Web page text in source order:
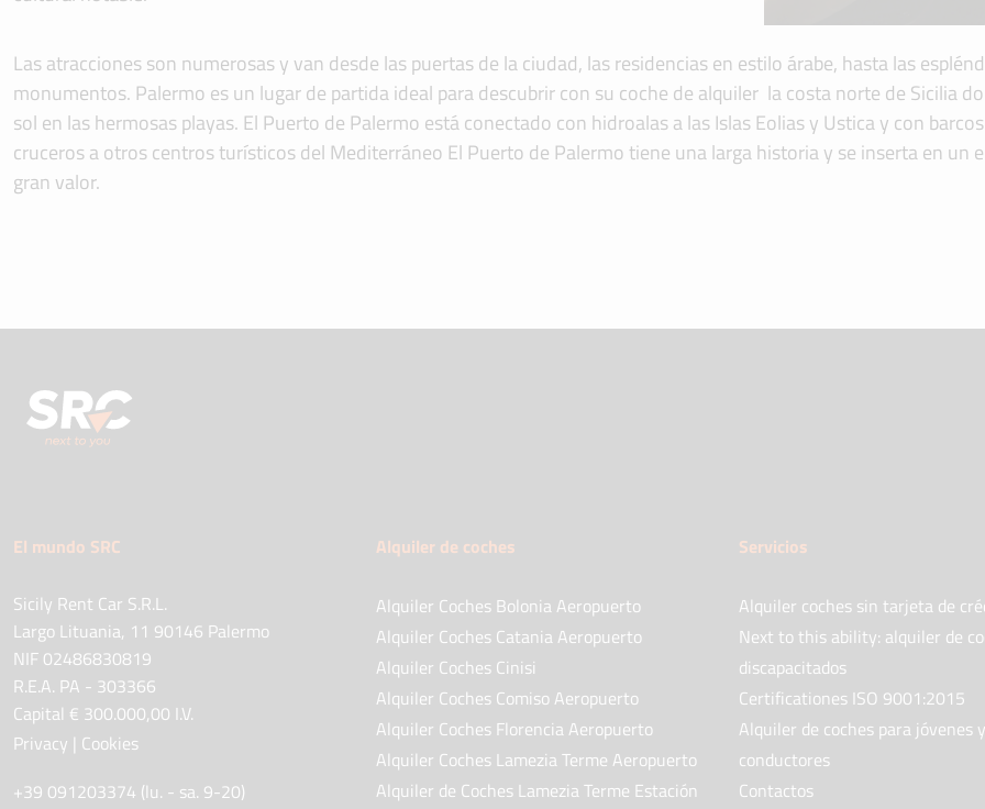
Las atracciones son numerosas y van desde las puertas de la ciudad, las residencias en estilo árabe, hasta las
monumentos. Palermo es un lugar de partida ideal para descubrir con su coche de alquiler la costa norte de Sicilia
sol en las hermosas playas. El Puerto de Palermo está conectado con hidroalas a las Islas Eolias y Ustica y con
cruceros a otros centros turísticos del Mediterráneo El Puerto de Palermo tiene una larga historia y se inserta en
gran valor.
El mundo SRC
Sicily Rent Car S.R.L.
Largo Lituania, 11 90146 Palermo
NIF 02486830819
R.E.A. PA - 303366
Capital € 300.000,00 I.V.
Privacy | Cookies
+39 091203374 (lu. - sa. 9-20)
Alquiler de coches
Alquiler Coches Bolonia Aeropuerto
Alquiler Coches Catania Aeropuerto
Alquiler Coches Cinisi
Alquiler Coches Comiso Aeropuerto
Alquiler Coches Florencia Aeropuerto
Alquiler Coches Lamezia Terme Aeropuerto
Alquiler de Coches Lamezia Terme Estación
Servicios
Alquiler coches sin tarjeta de
Next to this ability: alquiler de
discapacitados
Certificationes ISO 9001:2015
Alquiler de coches para jóvenes
conductores
Contactos